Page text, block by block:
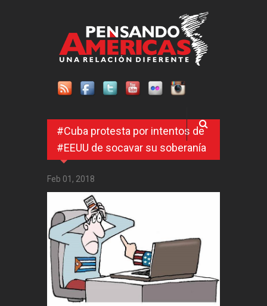
#Cuba protesta por intentos de
#EEUU de socavar su soberanía
Feb 01, 2018